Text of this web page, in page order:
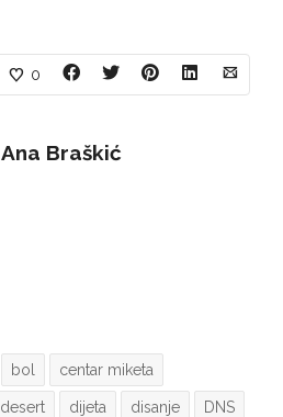
0
Ana Braškić
bol centar miketa
desert dijeta disanje DNS